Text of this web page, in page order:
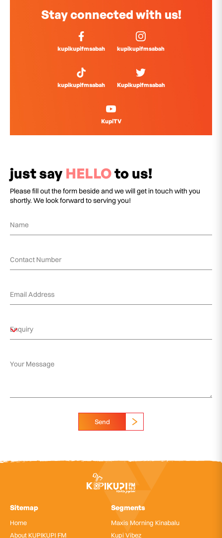
Stay connected with us!
kupikupifmsabah kupikupifmsabah
kupikupifmsabah Kupikupifmsabah
KupiTV
just say HELLOto us!
Please fill out the form beside and we will get in touch with you
shortly. We look forward to serving you!
Send
Sitemap
Home
About KUPIKUPI FM
Segments
Maxis Morning Kinabalu
Kupi Vibez